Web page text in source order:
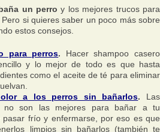
un perro y los mejores trucos para
si quieres saber un poco más sobre
estos consejos.
para perros. Hacer shampoo casero
y lo mejor de todo es que hasta
como el aceite de té para eliminar
a los perros sin bañarlos. Las
no son las mejores para bañar a tu
pasar frío y enfermarse, por eso es que
limpios sin bañarlos (también te